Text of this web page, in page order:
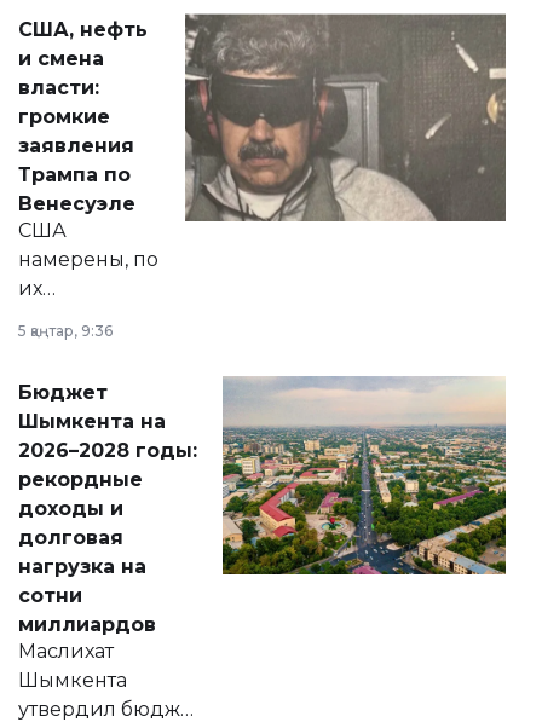
актуальных тем —
от слухов о
политических
реформах до
вопросов армии,
экономики и
личного здоровья.
США, нефть
и смена
власти:
громкие
заявления
Трампа по
Венесуэле
США
намерены, по
их
принести
народу
Венесуэлы.
5 қаңтар, 9:36
Бюджет
Шымкента на
2026–2028 годы:
рекордные
доходы и
долговая
нагрузка на
сотни
миллиардов
Маслихат
Шымкента
утвердил бюджет